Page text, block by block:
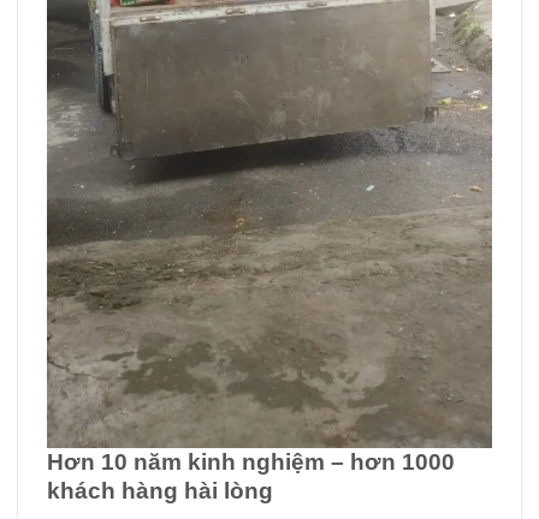
Hơn 10 năm kinh nghiệm – hơn 1000
khách hàng hài lòng